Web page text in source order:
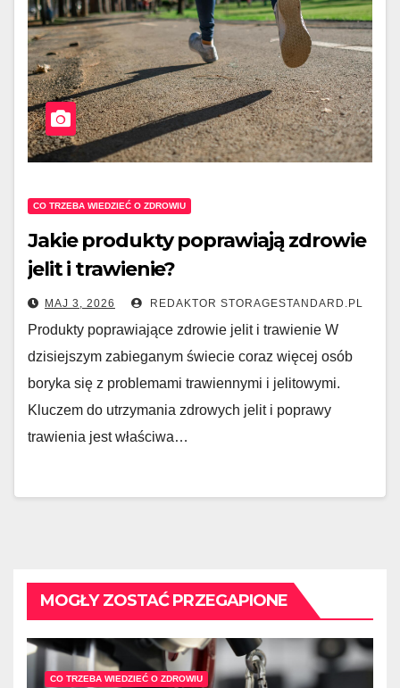
CO TRZEBA WIEDZIEĆ O ZDROWIU
Jakie produkty poprawiają zdrowie
jelit i trawienie?
MAJ 3, 2026 REDAKTOR STORAGESTANDARD.PL
Produkty poprawiające zdrowie jelit i trawienie W
dzisiejszym zabieganym świecie coraz więcej osób
boryka się z problemami trawiennymi i jelitowymi.
Kluczem do utrzymania zdrowych jelit i poprawy
trawienia jest właściwa…
MOGŁY ZOSTAĆ PRZEGAPIONE
CO TRZEBA WIEDZIEĆ O ZDROWIU